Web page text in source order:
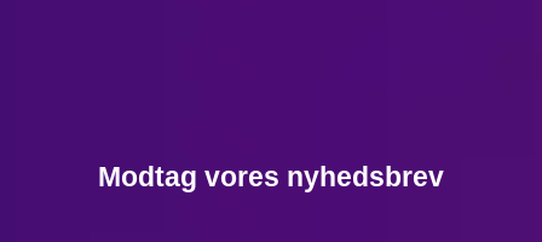
Modtag vores nyhedsbrev